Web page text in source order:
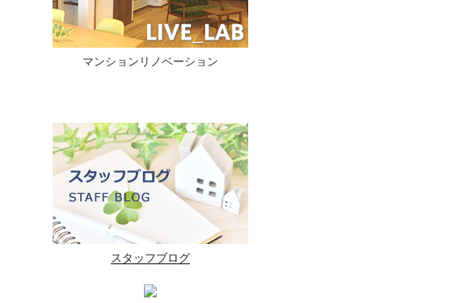
マンションリノベーション
スタッフブログ